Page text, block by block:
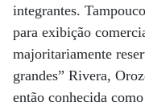
integrantes.
para exibição
majoritariamente
grandes” Rivera,
então conhecida